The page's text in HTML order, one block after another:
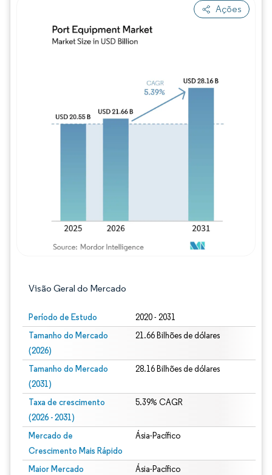
Ações
Visão Geral do Mercado
Período de Estudo 2020 - 2031
Tamanho do Mercado
(2026)
21.66 Bilhões de dólares
Tamanho do Mercado
(2031)
28.16 Bilhões de dólares
Taxa de crescimento
(2026 - 2031)
5.39% CAGR
Mercado de
Crescimento Mais Rápido
Ásia-Pacífico
Maior Mercado Ásia-Pacífico